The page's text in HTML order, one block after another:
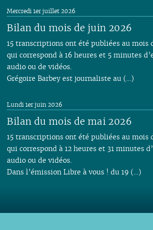
Bilan du mois de juin 2026
Mercredi 1er juillet 2026
15 transcriptions ont été publiées au mois
qui correspond à 16 heures et 5 minutes
audio ou de vidéos.
Grégoire Barbey est journaliste au (…)
Bilan du mois de mai 2026
Lundi 1er juin 2026
15 transcriptions ont été publiées au mois
qui correspond à 12 heures et 31 minutes
audio ou de vidéos.
Dans l’émission Libre à vous ! du 19 (…)